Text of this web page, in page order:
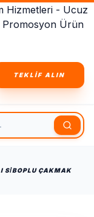
Hizmetleri - Ucuz
Promosyon Ürün
TEKLİF ALIN
SİBOPLU ÇAKMAK